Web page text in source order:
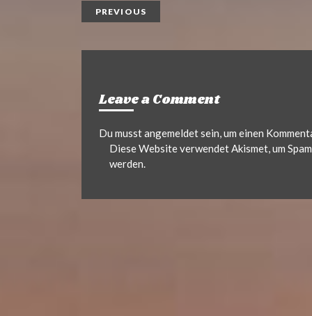
PREVIOUS
Leave a Comment
Du musstangemeldetsein, um einen
Diese Website verwendet Akismet, um
werden.